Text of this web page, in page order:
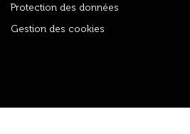
Protection des données
Gestion des cookies